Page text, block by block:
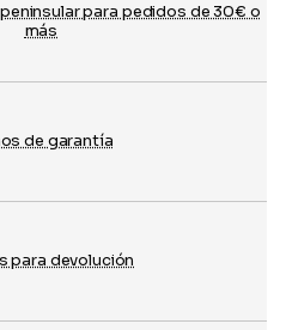
para pedidos de 30€ o
más
de garantía
para devolución